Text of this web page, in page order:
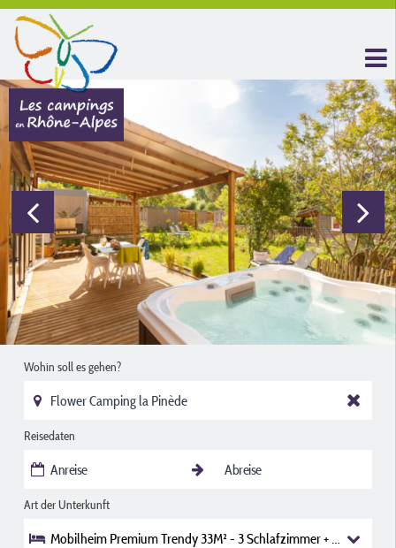
Wohin soll es gehen?
Reisedaten
Art der Unterkunft
Mobilheim Premium Trendy 33M² - 3 Schlafzimmer +